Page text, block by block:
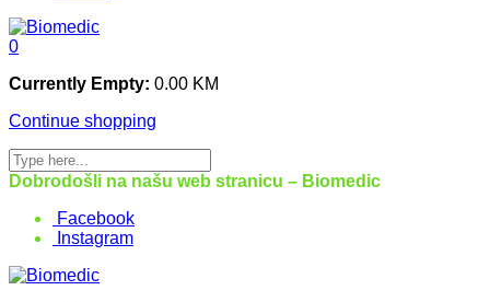
0
Currently Empty: 0.00 KM
Continue shopping
Dobrodošli na našu web stranicu – Biomedic
Facebook
Instagram